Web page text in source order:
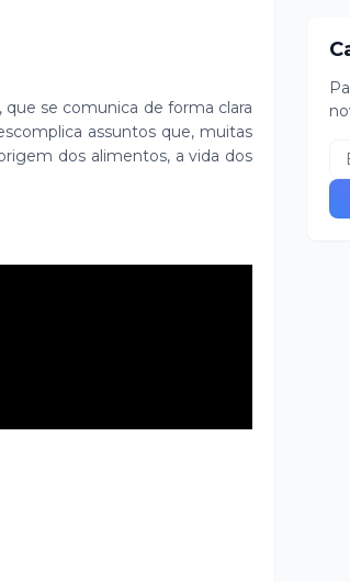
se comunica de forma clara
assuntos que, muitas
dos alimentos, a vida dos